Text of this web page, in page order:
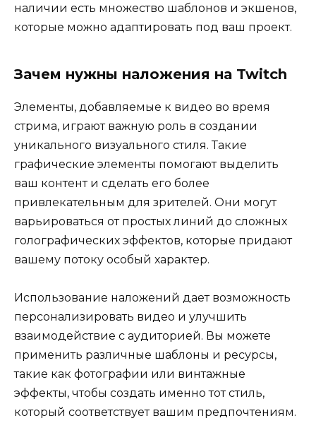
наличии есть множество шаблонов и экшенов,
которые можно адаптировать под ваш проект.
Зачем нужны наложения на Twitch
Элементы, добавляемые к видео во время
стрима, играют важную роль в создании
уникального визуального стиля. Такие
графические элементы помогают выделить
ваш контент и сделать его более
привлекательным для зрителей. Они могут
варьироваться от простых линий до сложных
голографических эффектов, которые придают
вашему потоку особый характер.
Использование наложений дает возможность
персонализировать видео и улучшить
взаимодействие с аудиторией. Вы можете
применить различные шаблоны и ресурсы,
такие как фотографии или винтажные
эффекты, чтобы создать именно тот стиль,
который соответствует вашим предпочтениям.